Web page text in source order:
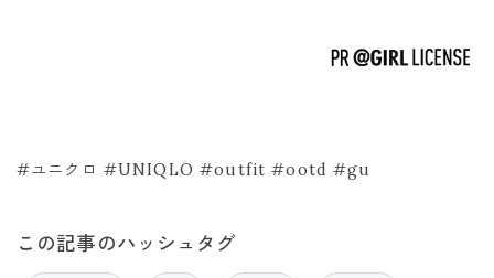
#ユニクロ #UNIQLO #outfit #ootd #gu
この記事のハッシュタグ